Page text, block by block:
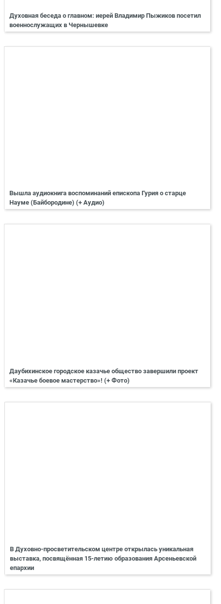
Духовная беседа о главном: иерей Владимир Пыжиков посетил
военнослужащих в Чернышевке
Вышла аудиокнига воспоминаний епископа Гурия о старце
Науме (Байбородине) (+ Аудио)
Даубихинское городское казачье общество завершили проект
«Казачье боевое мастерство»! (+ Фото)
В Духовно-просветительском центре открылась уникальная
выставка, посвящённая 15-летию образования Арсеньевской
епархии